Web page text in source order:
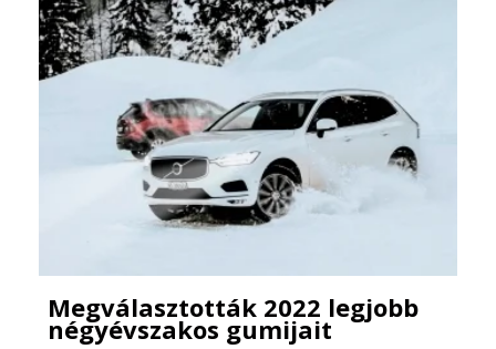
Megválasztották 2022 legjobb
négyévszakos gumijait